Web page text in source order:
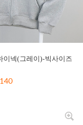
이넥(그레이)-빅사이즈